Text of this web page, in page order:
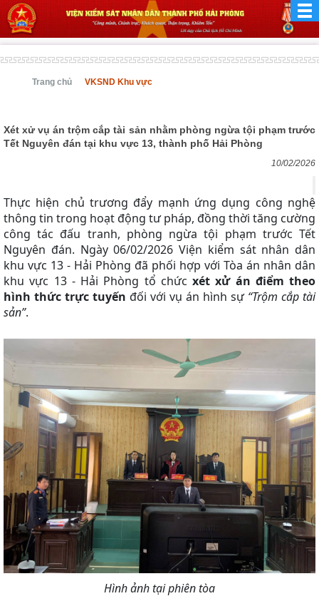
Trang chủ VKSND Khu vực
Xét xử vụ án trộm cắp tài sản nhằm phòng ngừa tội phạm trước
Tết Nguyên đán tại khu vực 13, thành phố Hải Phòng
10/02/2026
Thực hiện chủ trương đẩy mạnh ứng dụng công nghệ
thông tin trong hoạt động tư pháp, đồng thời tăng cường
công tác đấu tranh, phòng ngừa tội phạm trước Tết
Nguyên đán. Ngày 06/02/2026 Viện kiểm sát nhân dân
khu vực 13 - Hải Phòng đã phối hợp với Tòa án nhân dân
khu vực 13-Hải Phòng tổ chức xét xử án điểm theo
hình thức trực tuyến đối với vụ án hình sự “Trộm cắp tài
sản”.
Hình ảnh tại phiên tòa